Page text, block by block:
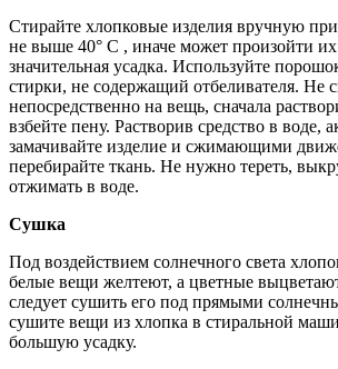
Стирайте хлопковые изделия вручную
не выше 40° С , иначе может произойти
значительная усадка. Используйте
стирки, не содержащий отбеливателя. Не
непосредственно на вещь, сначала
взбейте пену. Растворив средство в воде,
замачивайте изделие и сжимающими
перебирайте ткань. Не нужно тереть,
отжимать в воде.
Сушка
Под воздействием солнечного света
белые вещи желтеют, а цветные
следует сушить его под прямыми
сушите вещи из хлопка в стиральной
большую усадку.